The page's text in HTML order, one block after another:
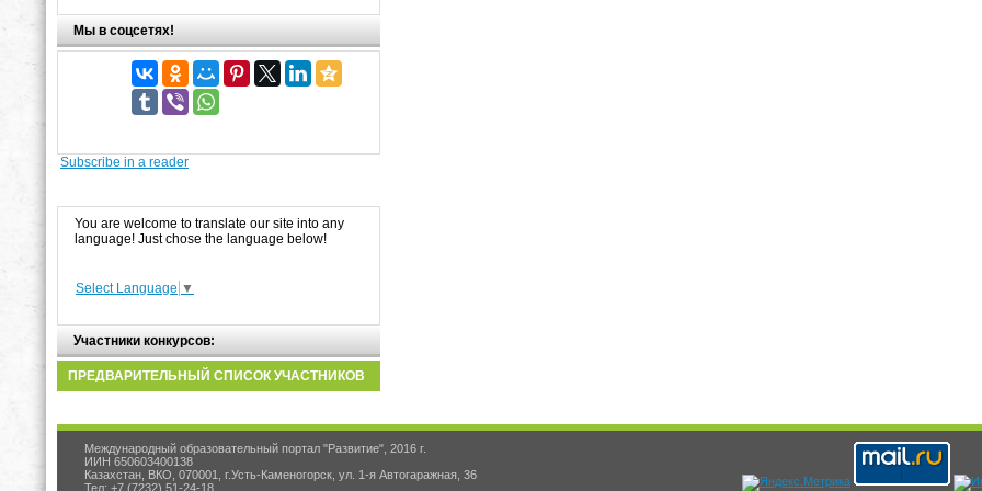
Мы в соцсетях!
Subscribe in a reader
You are welcome to translate our site into any
language! Just chose the language below!
Select Language ▼
Участники конкурсов:
ПРЕДВАРИТЕЛЬНЫЙ СПИСОК УЧАСТНИКОВ
Международный образовательный портал "Развитие", 2016 г.
ИИН 650603400138
Казахстан, ВКО, 070001, г.Усть-Каменогорск, ул. 1-я Автогаражная, 36
Тел: +7 (7232) 51-24-18